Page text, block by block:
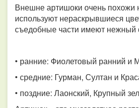
Внешне артишоки очень похожи
используют нераскрывшиеся
съедобные части имеют нежный
• ранние: Фиолетовый ранний и
• средние: Гурман, Султан и
• поздние: Лаонский, Крупный